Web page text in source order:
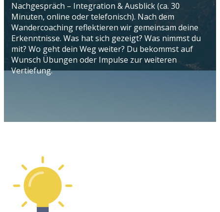
Nachgespräch – Integration & Ausblick (ca. 30
Minuten, online oder telefonisch). Nach dem
Wandercoaching reflektieren wir gemeinsam deine
Erkenntnisse. Was hat sich gezeigt? Was nimmst du
mit? Wo geht dein Weg weiter? Du bekommst auf
Wunsch Übungen oder Impulse zur weiteren
Vertiefung.